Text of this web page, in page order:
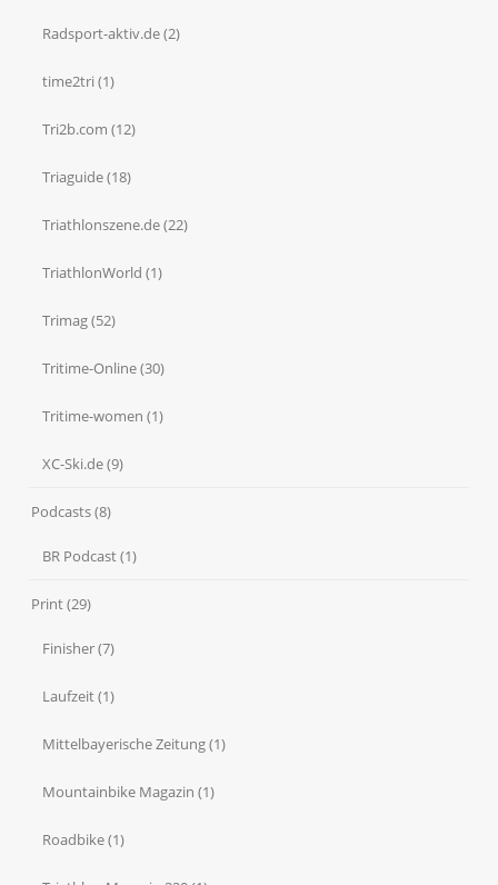
Radsport-aktiv.de(2)
time2tri (1)
Tri2b.com (12)
Triaguide(18)
Triathlonszene.de(22)
TriathlonWorld (1)
Trimag(52)
Tritime-Online(30)
Tritime-women (1)
XC-Ski.de(9)
Podcasts(8)
BR Podcast(1)
Print(29)
Finisher(7)
Laufzeit(1)
Mittelbayerische Zeitung(1)
Mountainbike Magazin (1)
Roadbike(1)